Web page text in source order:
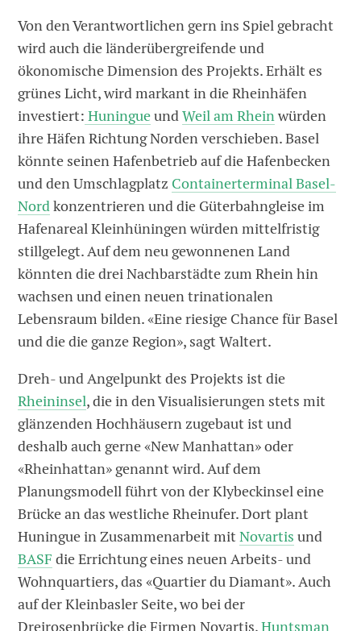
Von den Verantwortlichen gern ins Spiel gebracht
wird auch die länderübergreifende und
ökonomische Dimension des Projekts. Erhält es
grünes Licht, wird markant in die Rheinhäfen
investiert: Hu­nin­gueundWeil am Rheinwürden
ihre Häfen Richtung Norden verschieben. Basel
könnte seinen Hafen­betrieb auf die Hafenbecken
und den Umschlagplatz Con­tainer­­­­ter­minal Basel-
Nordkonzentrieren und die Güterbahngleise im
Hafenareal Kleinhüningen würden mittelfristig
stillgelegt. Auf dem neu gewonnenen Land
könnten die drei Nachbarstädte zum Rhein hin
wachsen und einen neuen trinationalen
Lebensraum bilden. «Eine riesige Chance für Basel
und die die ganze Region», sagt Waltert.
Dreh- und Angelpunkt des Projekts ist die
Rheininsel, die in den Visua­li­sie­rungen stets mit
glänzenden Hochhäusern zugebaut ist und
deshalb auch ­gerne «New Manhattan» oder
«Rheinhattan» genannt wird. Auf dem
Planungsmodell führt von der Kly­beck­insel eine
Brücke an das westliche Rheinufer. Dort plant
Huningue in Zusammen­arbeit mitNovartis und
BASF die Errichtung eines neuen Arbeits- und
Wohnquartiers, das «Quartier du Diamant». Auch
auf der Kleinbasler Seite, wo bei der
Dreirosenbrücke die Firmen Novartis,Huntsman